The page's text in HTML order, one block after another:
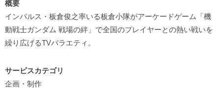
概要
インパルス・板倉俊之率いる板倉小隊がアーケードゲーム「機
動戦士ガンダム 戦場の絆」で全国のプレイヤーとの熱い戦いを
繰り広げるTVバラエティ。
サービスカテゴリ
企画・制作